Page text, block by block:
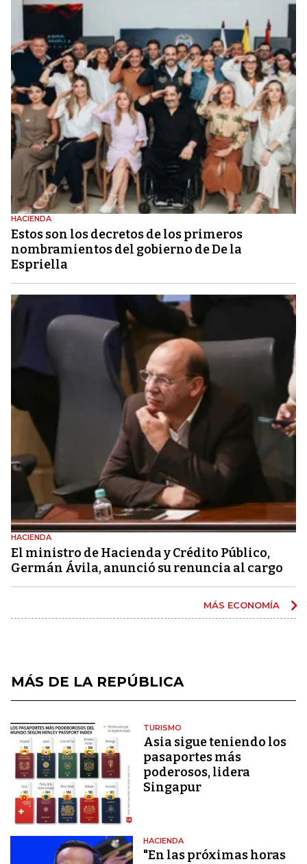
HACIENDA
Estos son los decretos de los primeros
nombramientos del gobierno de De la
Espriella
HACIENDA
El ministro de Hacienda y Crédito Público,
Germán Ávila, anunció su renuncia al cargo
MÁS ECONOMÍA
MÁS DE LA REPÚBLICA
TURISMO
Asia sigue teniendo los
pasaportes más
poderosos, lidera
Singapur
HACIENDA
"En las próximas horas